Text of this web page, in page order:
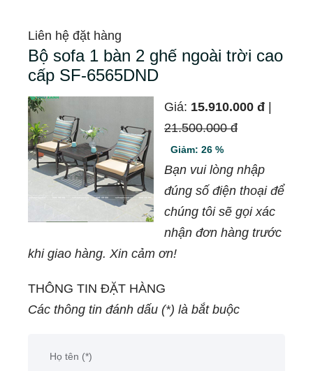
Liên hệ đặt hàng
Bộ sofa 1 bàn 2 ghế ngoài trời cao
cấp SF-6565DND
Giá: 15.910.000 đ
21.500.000 đ
Giảm: 26 %
Bạn vui lòng nhập
đúng số điện thoại để
chúng tôi sẽ gọi xác
nhận đơn hàng trước
khi giao hàng. Xin cảm ơn!
THÔNG TIN ĐẶT HÀNG
Các thông tin đánh dấu (*) là bắt buộc